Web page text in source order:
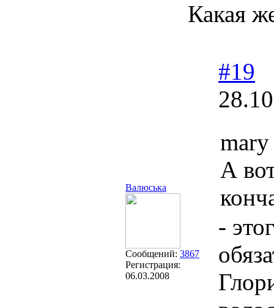
Какая
Валюська
Сообщений: 3867
Регистрация:
06.03.2008
#19
А
-